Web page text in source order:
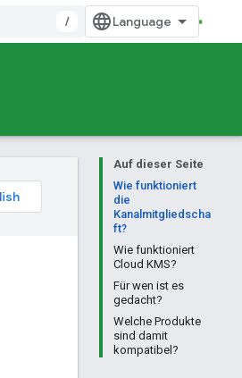
/
Auf dieser Seite
Wie funktioniert
die
Kanalmitgliedscha
ft?
Wie funktioniert
Cloud KMS?
Für wen ist es
gedacht?
Welche Produkte
sind damit
kompatibel?